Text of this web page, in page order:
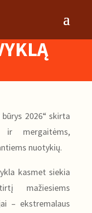
2026“ skirta
ir mergaitėms,
nuotykių.
kasmet siekia
mažiesiems
– ekstremalaus